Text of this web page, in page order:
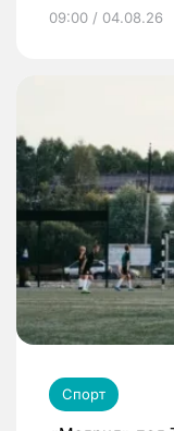
09:00 / 04.08.26
Спорт